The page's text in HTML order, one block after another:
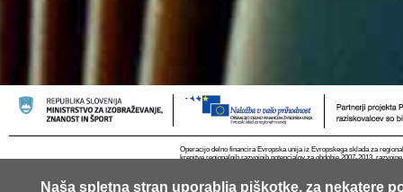
Naša spletna stran uporablja piškotke, za nekatere
Operacijo delno financira Evropska unija iz Evropskega sklada za
krepitve regionalnih razvojnih potencialov za obdobje 2007-2013,